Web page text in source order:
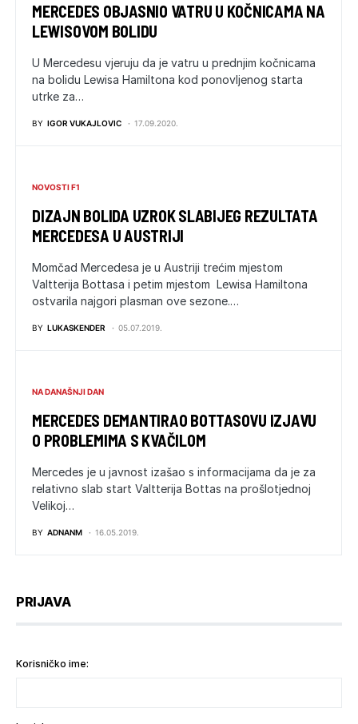
MERCEDES OBJASNIO VATRU U KOČNICAMA NA
LEWISOVOM BOLIDU
U Mercedesu vjeruju da je vatru u prednjim kočnicama
na bolidu Lewisa Hamiltona kod ponovljenog starta
utrke za…
BY IGOR VUKAJLOVIC 17.09.2020.
NOVOSTI F1
DIZAJN BOLIDA UZROK SLABIJEG REZULTATA
MERCEDESA U AUSTRIJI
Momčad Mercedesa je u Austriji trećim mjestom
Valtterija Bottasa i petim mjestom Lewisa Hamiltona
ostvarila najgori plasman ove sezone.…
BY LUKASKENDER 05.07.2019.
NA DANAŠNJI DAN
MERCEDES DEMANTIRAO BOTTASOVU IZJAVU
O PROBLEMIMA S KVAČILOM
Mercedes je u javnost izašao s informacijama da je za
relativno slab start Valtterija Bottas na prošlotjednoj
Velikoj…
BY ADNANM 16.05.2019.
PRIJAVA
Korisničko ime: